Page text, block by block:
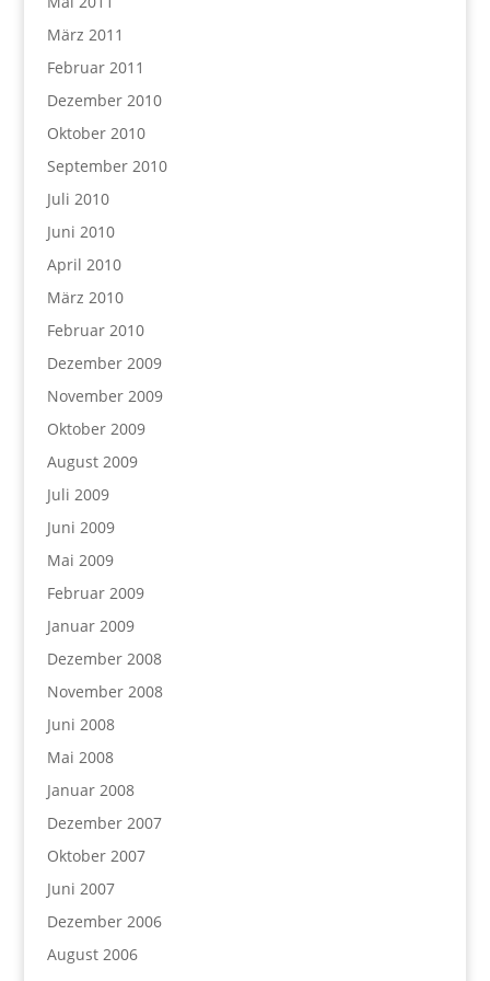
März 2011
Februar 2011
Dezember 2010
Oktober 2010
September 2010
Juli 2010
Juni 2010
April 2010
März 2010
Februar 2010
Dezember 2009
November 2009
Oktober 2009
August 2009
Juli 2009
Juni 2009
Mai 2009
Februar 2009
Januar 2009
Dezember 2008
November 2008
Juni 2008
Mai 2008
Januar 2008
Dezember 2007
Oktober 2007
Juni 2007
Dezember 2006
August 2006